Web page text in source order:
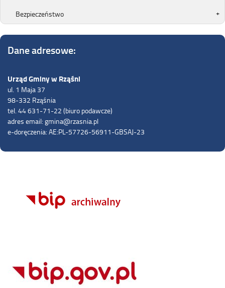
Bezpieczeństwo
Dane adresowe:
Urząd Gminy w Rząśni
ul. 1 Maja 37
98-332 Rząśnia
tel. 44 631-71-22 (biuro podawcze)
adres email: gmina@rzasnia.pl
e-doręczenia: AE:PL-57726-56911-GBSAJ-23